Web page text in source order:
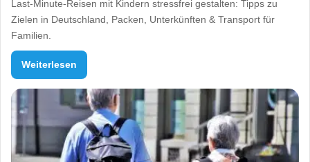
Last-Minute-Reisen mit Kindern stressfrei gestalten: Tipps zu
Zielen in Deutschland, Packen, Unterkünften & Transport für
Familien.
Weiterlesen